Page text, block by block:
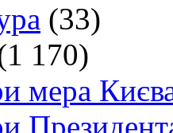
(33)
170)
мера